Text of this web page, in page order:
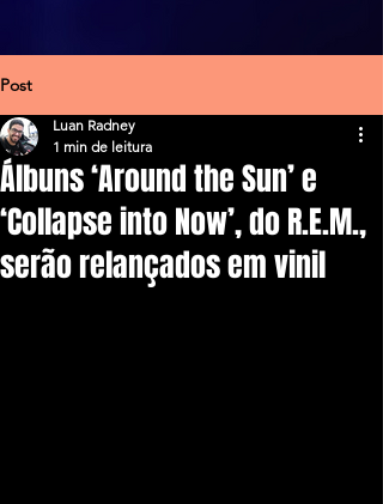
Post
Álbuns ‘Around the Sun’ e
‘Collapse into Now’, do R.E.M.,
serão relançados em vinil
Luan Radney
1 min de leitura